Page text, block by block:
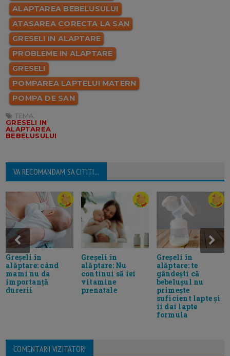
ALAPTAREA BEBELUSULUI
ATASAREA CORECTA LA SAN
GRESELI IN ALAPTARE
PROBLEME IN ALAPTARE
GRESELI
POMPAREA LAPTELUI MATERN
POMPA DE SAN
TEMA:
GRESELI IN
ALAPTAREA
BEBELUSULUI
VA RECOMANDAM SA CITITI...
Greșeli în
alăptare: când
mami nu da
importanță
durerii
Greșeli în
alăptare: Nu
continui să iei
vitamine
prenatale
Greșeli în
alăptare: te
gândești că
bebelușul nu
primește
suficient lapte și
ii dai lapte
formula
COMENTARII VIZITATORI